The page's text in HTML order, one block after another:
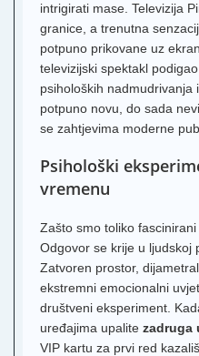
intrigirati mase. Televizija
granice, a trenutna
potpuno prikovane uz
televizijski spektakl
psiholoških nadmudrivanja
potpuno novu, do sada
se zahtjevima moderne
Psihološki
vremenu
Zašto smo toliko
Odgovor se krije u ljudskoj
Zatvoren prostor,
ekstremni emocionalni
društveni eksperiment.
uređajima upalite zadruga
VIP kartu za prvi red